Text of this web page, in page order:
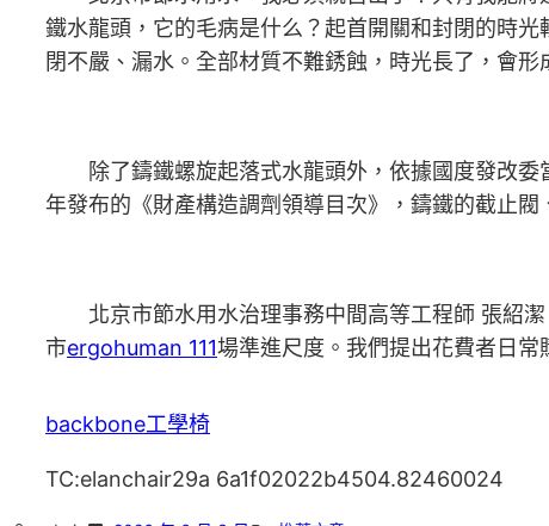
鐵水龍頭，它的毛病是什么？起首開關和封閉的時光
閉不嚴、漏水。全部材質不難銹蝕，時光長了，會形
除了鑄鐵螺旋起落式水龍頭外，依據國度發改委
年發布的《財產構造調劑領導目次》，鑄鐵的截止
北京市節水用水治理事務中間高等工程師 張紹
市ergohuman 111場準進尺度。我們提出花費者日常
backbone工學椅
TC:elanchair29a 6a1f02022b4504.82460024